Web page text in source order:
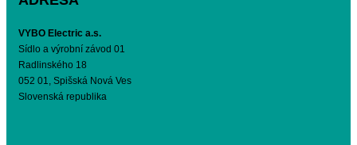
VYBO Electric a.s.
Sídlo a výrobní závod 01
Radlinského 18
052 01, Spišská Nová Ves
Slovenská republika